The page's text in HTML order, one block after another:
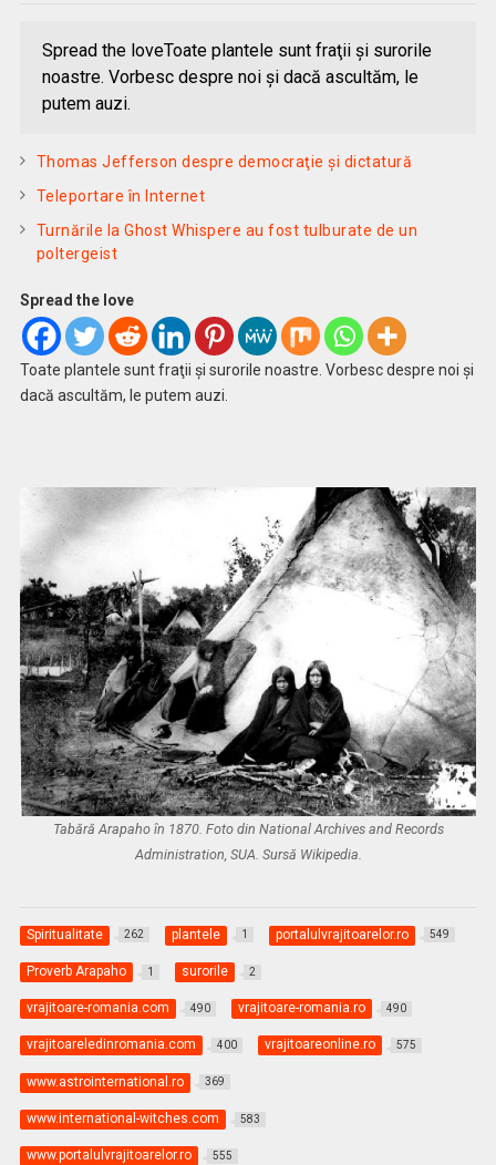
Spread the loveToate plantele sunt fraţii şi surorile
noastre. Vorbesc despre noi şi dacă ascultăm, le
putem auzi.
Thomas Jefferson despre democraţie şi dictatură
Teleportare în Internet
Turnările la Ghost Whispere au fost tulburate de un
poltergeist
Spread the love
Toate plantele sunt fraţii şi surorile noastre. Vorbesc despre noi şi
dacă ascultăm, le putem auzi.
Tabără Arapaho în 1870. Foto din National Archives and Records
Administration, SUA. Sursă Wikipedia.
Spiritualitate 262 plantele 1 portalulvrajitoarelor.ro 549
Proverb Arapaho 1 surorile 2
vrajitoare-romania.com 490 vrajitoare-romania.ro 490
vrajitoareledinromania.com 400 vrajitoareonline.ro 575
www.astrointernational.ro 369
www.international-witches.com 583
www.portalulvrajitoarelor.ro 555